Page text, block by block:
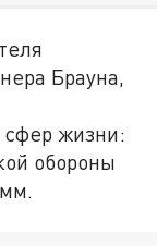
Брауна,
сфер жизни:
обороны